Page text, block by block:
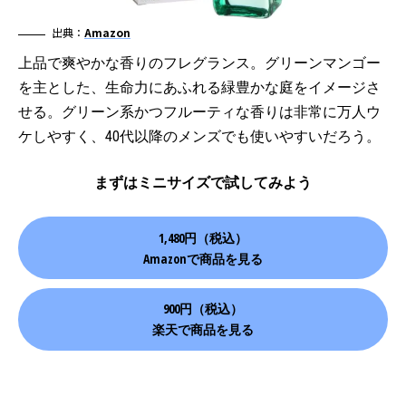
出典： Amazon
上品で爽やかな香りのフレグランス。グリーンマンゴー
を主とした、生命力にあふれる緑豊かな庭をイメージさ
せる。グリーン系かつフルーティな香りは非常に万人ウ
ケしやすく、40代以降のメンズでも使いやすいだろう。
まずはミニサイズで試してみよう
1,480円（税込）
Amazonで商品を見る
900円（税込）
楽天で商品を見る